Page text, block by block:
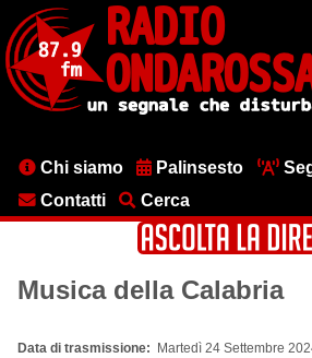
contenuto
principale
MenuChi siamo Palinsesto
Contatti
Cerca
Musica della Calabria
Data di trasmissione Martedì 24 Settembre